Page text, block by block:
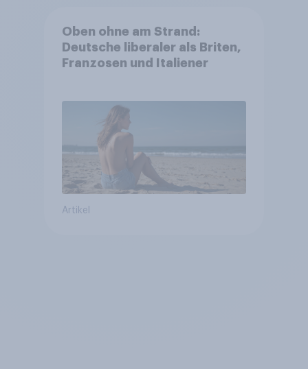
Oben ohne am Strand:
Deutsche liberaler als Briten,
Franzosen und Italiener
Artikel